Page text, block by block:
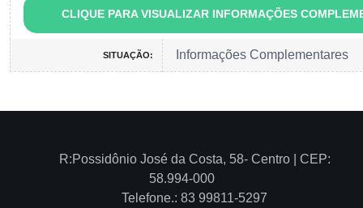
CLIQUE PARA VISUALIZAR INFORMAÇÕES
SITUAÇÃO: Informações Complementares
R:Possidônio José da Costa, 58- Centro | CEP:
58.994-000
Telefone.: 83 99811-5297